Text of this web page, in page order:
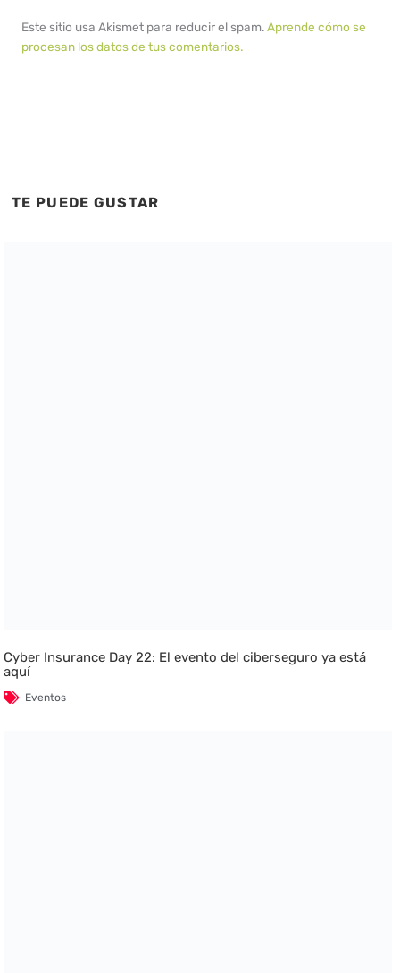
Este sitio usa Akismet para reducir el spam.Aprende cómo se
procesan los datos de tus comentarios.
TE PUEDE GUSTAR
Cyber Insurance Day 22: El evento del ciberseguro ya está
aquí
Eventos